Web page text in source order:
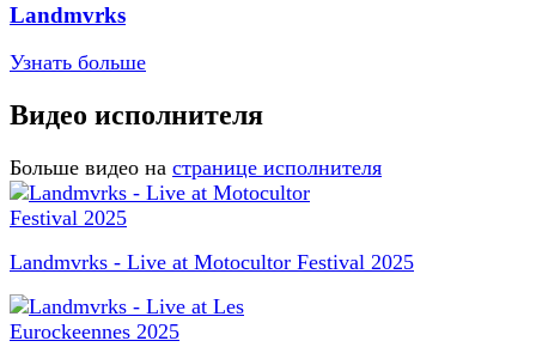
Landmvrks
Узнать больше
Видео исполнителя
Больше видео на странице исполнителя
Landmvrks - Live at Motocultor Festival 2025